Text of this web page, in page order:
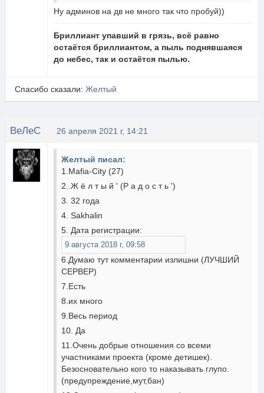
Ну админов на дв не много так что пробуй))
Бриллиант упавший в грязь, всё равно
остаётся бриллиантом, а пыль поднявшаяся
до небес, так и остаётся пылью.
Спасибо сказали: Желтый
ВеЛеС 26 апреля 2021 г, 14:21
Желтый писал:
1.Mafia-City (27)
2..Ж ё л т ы й ' (Р а д о с т ь ')
3. 32 года
4. Sakhalin
5. Дата регистрации:
9 августа 2018 г, 09:58
6.Думаю тут комментарии излишни (ЛУЧШИЙ
СЕРВЕР)
7.Есть
8.их много
9.Весь период
10. Да
11.Очень добрые отношения со всеми
участниками проекта (кроме детишек).
Безосновательно кого то наказывать глупо.
(предупреждение,мут,бан)